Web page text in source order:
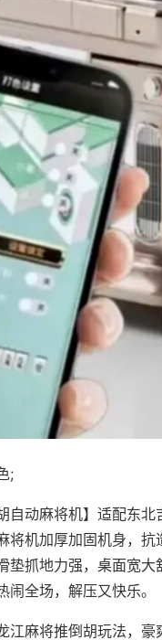
;
自动麻将机】适配东
将机加厚加固机身，抗
垫抓地力强，桌面宽
全场，解压又快乐。
江麻将推倒胡玩法，豪